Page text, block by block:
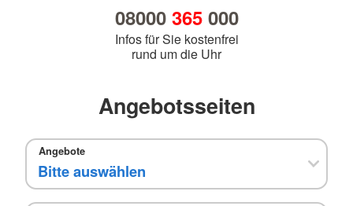
08000 365000
Infos für Sie kostenfrei
rund um die Uhr
Angebotsseiten
Angebote